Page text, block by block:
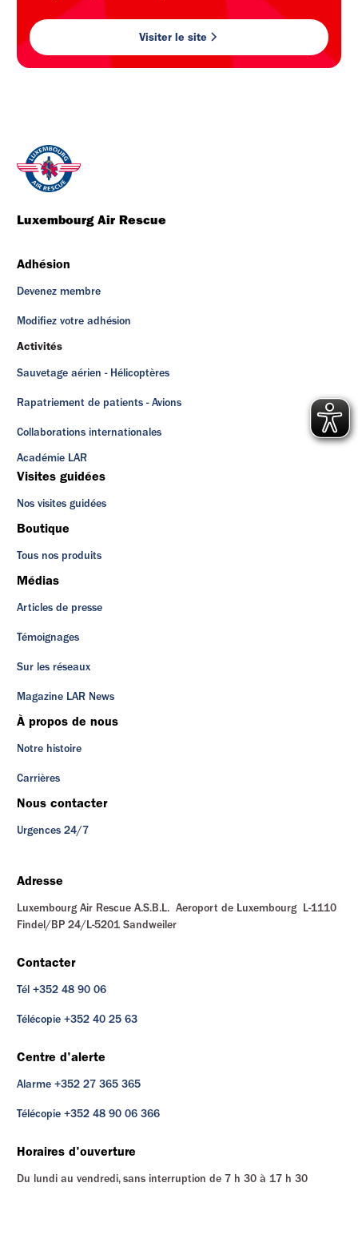
Visiter le site
Luxembourg Air Rescue
Adhésion
Devenez membre
Modifiez votre adhésion
Activités
Sauvetage aérien - Hélicoptères
Rapatriement de patients - Avions
Collaborations internationales
Académie LAR
Visites guidées
Nos visites guidées
Boutique
Tous nos produits
Médias
Articles de presse
Témoignages
Sur les réseaux
Magazine LAR News
À propos de nous
Notre histoire
Carrières
Nous contacter
Urgences 24/7
Adresse
Luxembourg Air Rescue A.S.B.L. Aeroport de Luxembourg L-1110
Findel/BP 24/L-5201 Sandweiler
Contacter
Tél +352 48 90 06
Télécopie +352 40 25 63
Centre d'alerte
Alarme +352 27 365 365
Télécopie +352 48 90 06 366
Horaires d'ouverture
Du lundi au vendredi, sans interruption de 7 h 30 à 17 h 30